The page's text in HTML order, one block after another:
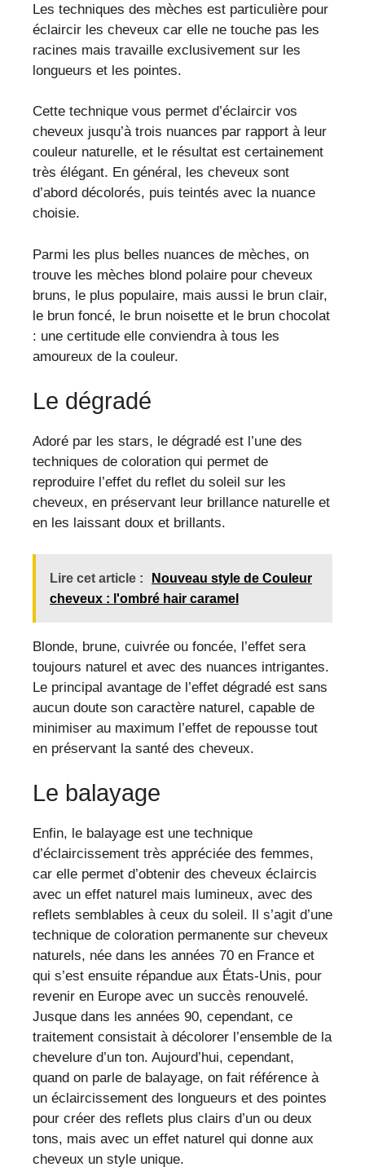
Les techniques des mèches est particulière pour
éclaircir les cheveux car elle ne touche pas les
racines mais travaille exclusivement sur les
longueurs et les pointes.
Cette technique vous permet d’éclaircir vos
cheveux jusqu’à trois nuances par rapport à leur
couleur naturelle, et le résultat est certainement
très élégant. En général, les cheveux sont
d’abord décolorés, puis teintés avec la nuance
choisie.
Parmi les plus belles nuances de mèches, on
trouve les mèches blond polaire pour cheveux
bruns, le plus populaire, mais aussi le brun clair,
le brun foncé, le brun noisette et le brun chocolat
: une certitude elle conviendra à tous les
amoureux de la couleur.
Le dégradé
Adoré par les stars, le dégradé est l’une des
techniques de coloration qui permet de
reproduire l’effet du reflet du soleil sur les
cheveux, en préservant leur brillance naturelle et
en les laissant doux et brillants.
Lire cet article :
Nouveau style de Couleur
cheveux : l'ombré hair caramel
Blonde, brune, cuivrée ou foncée, l’effet sera
toujours naturel et avec des nuances intrigantes.
Le principal avantage de l’effet dégradé est sans
aucun doute son caractère naturel, capable de
minimiser au maximum l’effet de repousse tout
en préservant la santé des cheveux.
Le balayage
Enfin, le balayage est une technique
d’éclaircissement très appréciée des femmes,
car elle permet d’obtenir des cheveux éclaircis
avec un effet naturel mais lumineux, avec des
reflets semblables à ceux du soleil. Il s’agit d’une
technique de coloration permanente sur cheveux
naturels, née dans les années 70 en France et
qui s’est ensuite répandue aux États-Unis, pour
revenir en Europe avec un succès renouvelé.
Jusque dans les années 90, cependant, ce
traitement consistait à décolorer l’ensemble de la
chevelure d’un ton. Aujourd’hui, cependant,
quand on parle de balayage, on fait référence à
un éclaircissement des longueurs et des pointes
pour créer des reflets plus clairs d’un ou deux
tons, mais avec un effet naturel qui donne aux
cheveux un style unique.